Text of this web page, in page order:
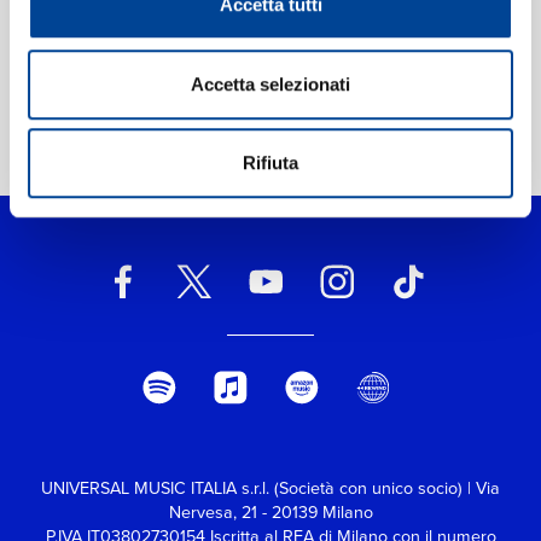
Accetta tutti
Accetta selezionati
Rifiuta
Double, Double You
UNIVERSAL MUSIC ITALIA s.r.l. (Società con unico socio) | Via
Nervesa, 21 - 20139 Milano